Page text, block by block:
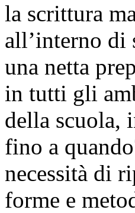
la scrittura
all’interno di
una netta
in tutti gli
della scuola,
fino a
necessità di
forme e